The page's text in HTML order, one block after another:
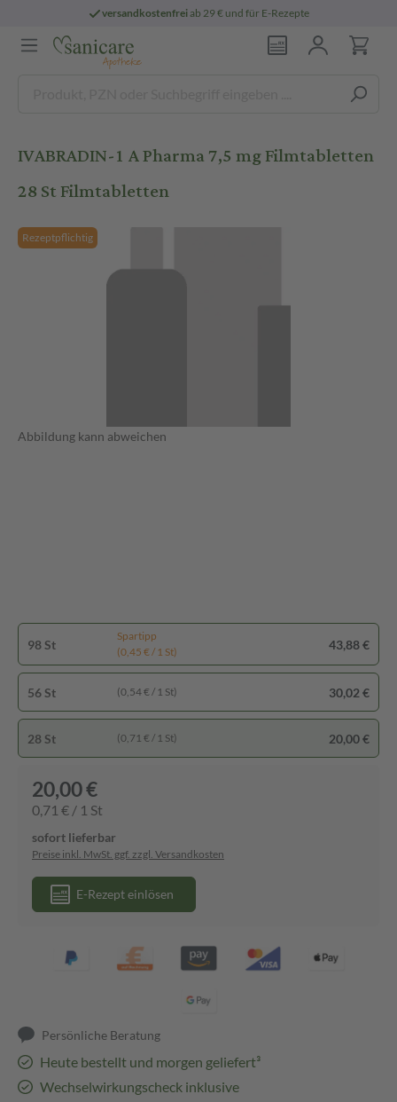
versandkostenfreiab 29 € und für E-Rezepte
IVABRADIN-1 A Pharma 7,5 mg Filmtabletten
28 St Filmtabletten
Rezeptpflichtig
Abbildung kann abweichen
98 St
Spartipp
(0,45 € / 1 St)
43,88 €
56 St (0,54 € / 1 St) 30,02 €
28 St (0,71 € / 1 St) 20,00 €
20,00 €
0,71 € / 1 St
sofort lieferbar
Preise inkl. MwSt. ggf. zzgl. Versandkosten
E-Rezept einlösen
Persönliche Beratung
Heute bestellt und morgen geliefert³
Wechselwirkungscheck inklusive